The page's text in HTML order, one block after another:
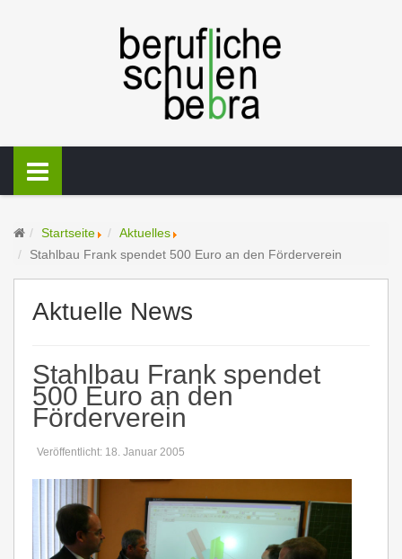
Startseite
Aktuelles
Stahlbau Frank spendet 500 Euro an den Förderverein
Aktuelle News
Stahlbau Frank spendet
500 Euro an den
Förderverein
Veröffentlicht: 18. Januar 2005